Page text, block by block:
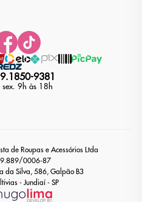
9381
sex. 9h às 18h
de Roupas e Acessórios Ltda
0006-87
da Silva, 586, Galpão B3
- Jundiaí - SP